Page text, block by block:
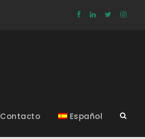
Contacto Español